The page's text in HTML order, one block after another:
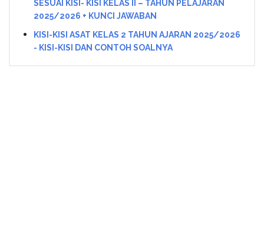
SESUAI KISI- KISI KELAS II – TAHUN PELAJARAN
2025/2026 + KUNCI JAWABAN
KISI-KISI ASAT KELAS 2 TAHUN AJARAN 2025/2026
- KISI-KISI DAN CONTOH SOALNYA